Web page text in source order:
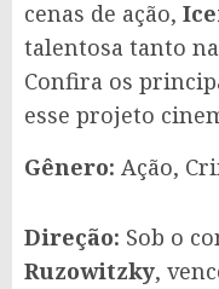
cenas de ação,
talentosa tanto
Confira os
esse projeto
Gênero: Ação,
Direção: Sob o
Ruzowitzky,